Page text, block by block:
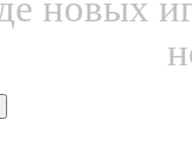
новых